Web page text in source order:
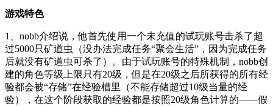
游戏特色
1、nobb介绍说，他首先使用一个未充值的试玩账号击杀了超
过5000只矿道虫（没办法完成任务“聚会生活”，因为完成任务
后就没有矿道虫可杀了）。由于试玩账号的特殊机制，nobb创
建的角色等级上限只有20级，但是在20级之后所获得的所有经
验都会被“存储”在经验槽里（不能存储超过10级当量的经
验），在这个阶段获取的经验都是按照20级角色计算的——假